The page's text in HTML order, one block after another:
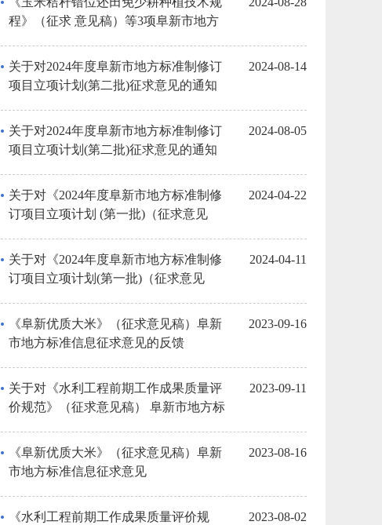
程》（征求 意见稿）等3项阜新市地方
关于对2024年度阜新市地方标准制修订
项目立项计划(第二批)征求意见的通知
2024-08-14
关于对2024年度阜新市地方标准制修订
项目立项计划(第二批)征求意见的通知
2024-08-05
关于对《2024年度阜新市地方标准制修
订项目立项计划 (第一批)（征求意见
2024-04-22
关于对《2024年度阜新市地方标准制修
订项目立项计划(第一批)（征求意见
2024-04-11
《阜新优质大米》（征求意见稿）阜新
市地方标准信息征求意见的反馈
2023-09-16
关于对《水利工程前期工作成果质量评
价规范》（征求意见稿） 阜新市地方标
2023-09-11
《阜新优质大米》（征求意见稿）阜新
市地方标准信息征求意见
2023-08-16
《水利工程前期工作成果质量评价规
2023-08-02